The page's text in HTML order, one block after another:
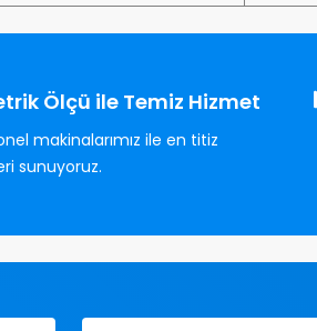
Ölçü ile Temiz Hizmet
makinalarımız ile en titiz
sunuyoruz.